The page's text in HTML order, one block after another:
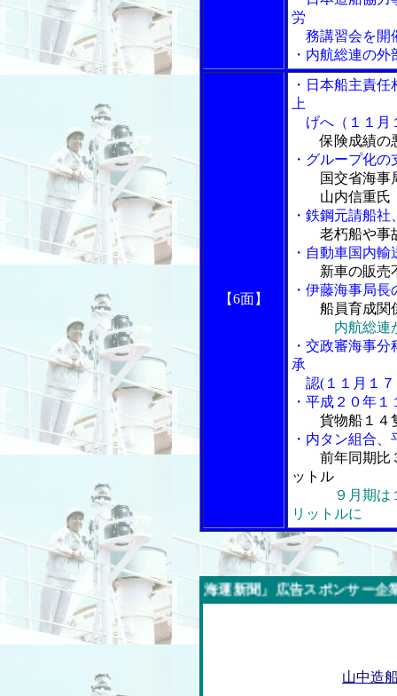
労
務講習会を開
・内航総連の
【6面】
・日本船主責
上
げへ（１１月
保険成績の
・グループ化
国交省海事
山内信重氏
・鉄鋼元請船
老朽船や事
・自動車国内
新車の販売
・伊藤海事局
船員育成関
内航総連
・交政審海事
承
認(１１月１７
・平成２０年
貨物船１４
・内タン組合
前年同期比
ットル
９月期
リットルに
今週の「内航海運新聞」広告スポンサー企業
山中造